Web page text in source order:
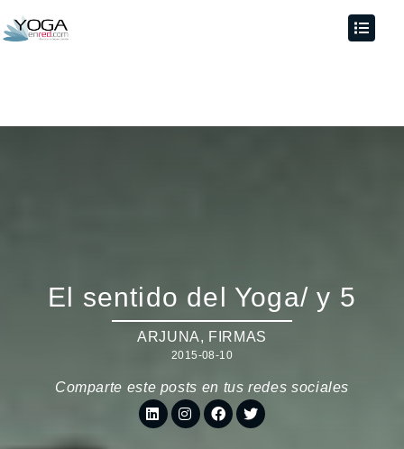
El sentido del Yoga/ y 5
ARJUNA, FIRMAS
2015-08-10
Comparte este posts en tus redes sociales